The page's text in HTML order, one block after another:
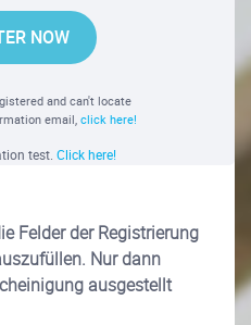
NOW
and can't locate
email,click here!
test. Click here!
Felder der Registrierung
Nur dann
ausgestellt